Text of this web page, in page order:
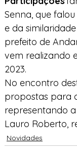
Senna, que
e da
prefeito de
vem realizando
2023.
No encontro
propostas para
representando
Lauro Roberto,
Novidades